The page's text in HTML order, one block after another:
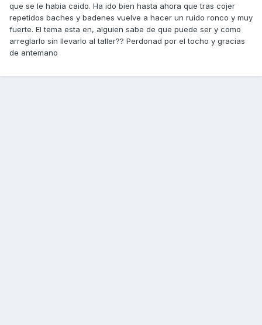
que se le habia caido. Ha ido bien hasta ahora que tras cojer
repetidos baches y badenes vuelve a hacer un ruido ronco y muy
fuerte. El tema esta en, alguien sabe de que puede ser y como
arreglarlo sin llevarlo al taller?? Perdonad por el tocho y gracias
de antemano